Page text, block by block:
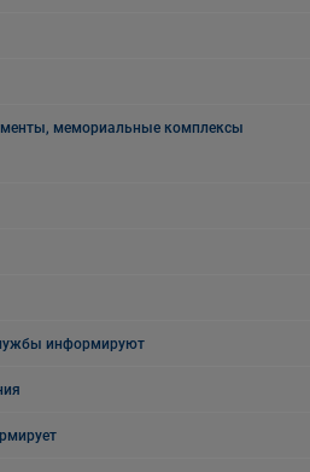
мемориальные комплексы
информируют